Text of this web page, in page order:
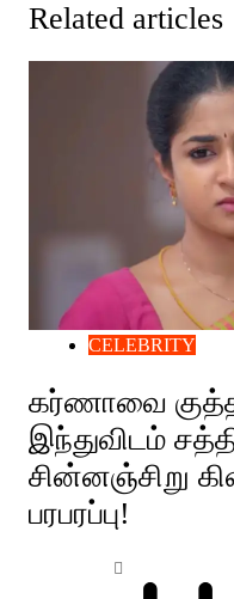
Related articles
CELEBRITY
கர்ணாவை
இந்துவிடம்
சின்னஞ்சிறு
பரபரப்பு!